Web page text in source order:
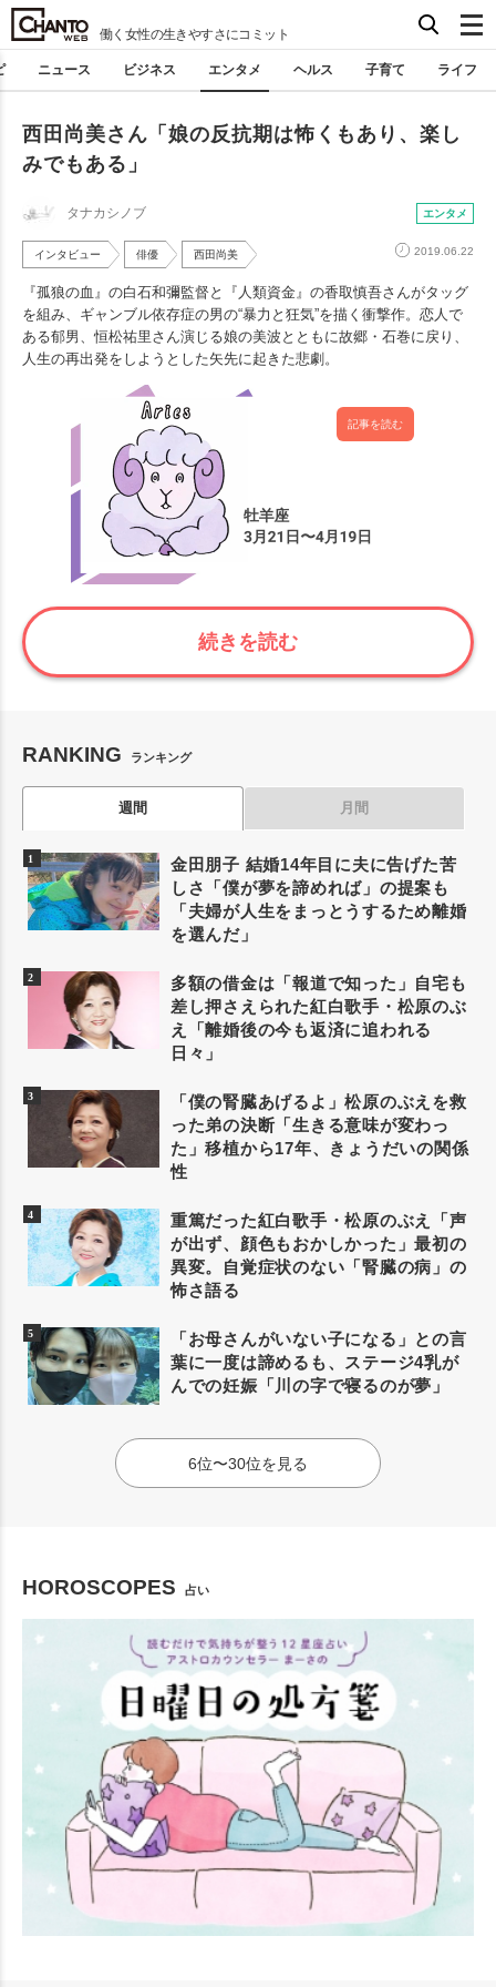
働く女性の生きやすさにコミット
ニュース ビジネス エンタメ ヘルス 子育て ライフ
西田尚美さん「娘の反抗期は怖くもあり、楽し
みでもある」
タナカシノブ エンタメ
インタビュー 俳優 西田尚美 2019.06.22
『孤狼の血』の白石和彌監督と『人類資金』の香取慎吾さんがタッグ
を組み、ギャンブル依存症の男の“暴力と狂気”を描く衝撃作。恋人で
ある郁男、恒松祐里さん演じる娘の美波とともに故郷・石巻に戻り、
人生の再出発をしようとした矢先に起きた悲劇。
記事を読む
続きを読む
RANKING ランキング
週間 月間
金田朋子 結婚14年目に夫に告げた苦
しさ「僕が夢を諦めれば」の提案も
「夫婦が人生をまっとうするため離婚
を選んだ」
多額の借金は「報道で知った」自宅も
差し押さえられた紅白歌手・松原のぶ
え「離婚後の今も返済に追われる
日々」
「僕の腎臓あげるよ」松原のぶえを救
った弟の決断「生きる意味が変わっ
た」移植から17年、きょうだいの関係
性
重篤だった紅白歌手・松原のぶえ「声
が出ず、顔色もおかしかった」最初の
異変。自覚症状のない「腎臓の病」の
怖さ語る
「お母さんがいない子になる」との言
葉に一度は諦めるも、ステージ4乳が
んでの妊娠「川の字で寝るのが夢」
6位〜30位を見る
HOROSCOPES 占い